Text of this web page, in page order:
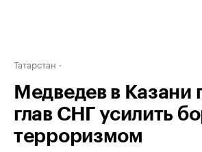
Татарстан
Медведев в Казани
глав СНГ усилить
терроризмом